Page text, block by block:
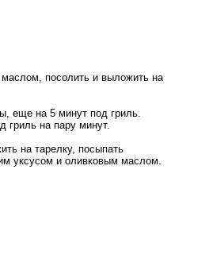
маслом, посолить и выложить на
еще на 5 минут под гриль.
гриль на пару минут.
на тарелку, посыпать
уксусом и оливковым маслом.